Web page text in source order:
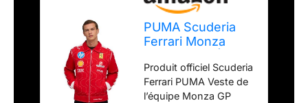
PUMA Scuderia
Ferrari Monza
Spéciale - Rosso
Corsa - Taille XXL
Produit officiel Scuderia
Ferrari PUMA Veste de
l’équipe Monza GP